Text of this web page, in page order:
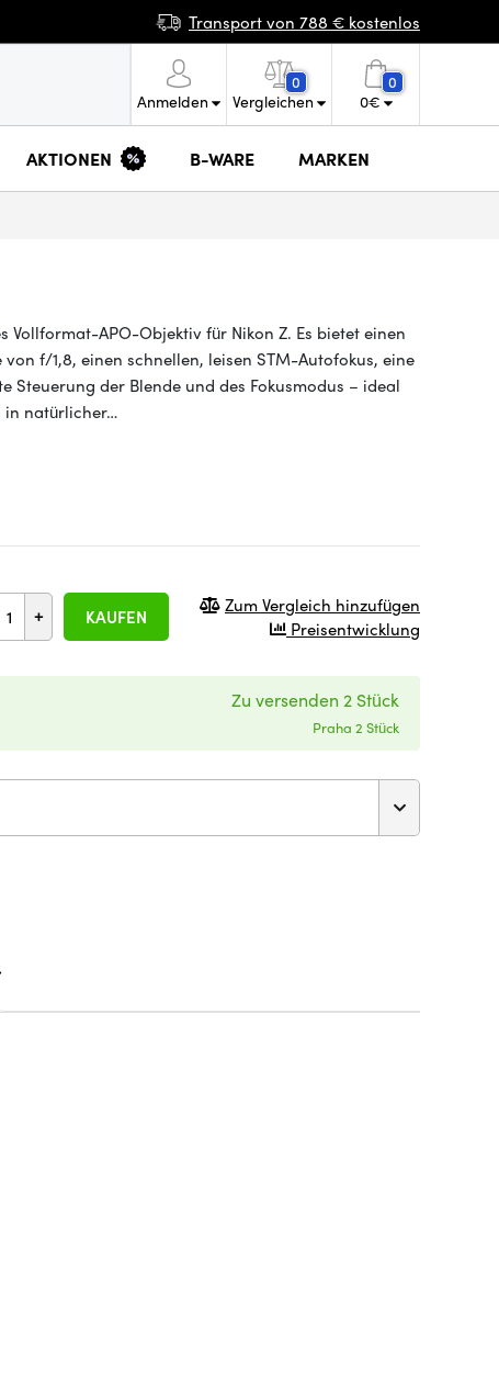
Transport von 788 € kostenlos
Anmelden
0
Vergleichen
0
0€
AKTIONEN B-WARE MARKEN
Vollformat-APO-Objektiv für Nikon Z. Es bietet einen
f/1,8, einen schnellen, leisen STM-Autofokus, eine
Steuerung der Blende und des Fokusmodus – ideal
in natürlicher…
+ KAUFEN
Zum Vergleich hinzufügen
Preisentwicklung
Zu versenden 2 Stück
Praha 2 Stück